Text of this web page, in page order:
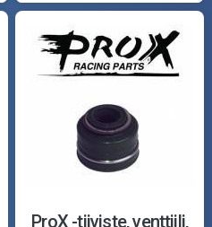
ProX -tiiviste, venttiili,